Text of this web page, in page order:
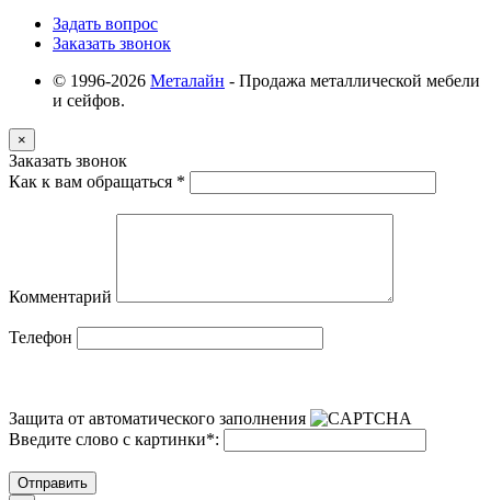
Задать вопрос
Заказать звонок
© 1996-2026 Металайн - Продажа металлической мебели
и сейфов.
×
Заказать звонок
Как к вам обращаться *
Комментарий
Телефон
Защита от автоматического заполнения
Введите слово с картинки*:
Отправить